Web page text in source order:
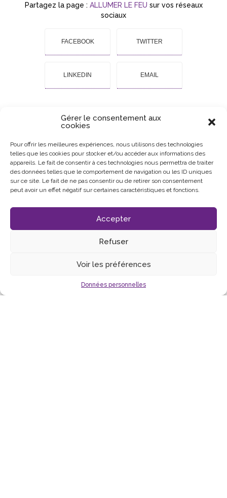
Gérer le consentement aux
cookies
Pour offrir les meilleures expériences, nous utilisons des technologies
telles que les cookies pour stocker et/ou accéder aux informations des
appareils. Le fait de consentir à ces technologies nous permettra de traiter
des données telles que le comportement de navigation ou les ID uniques
sur ce site. Le fait de ne pas consentir ou de retirer son consentement
peut avoir un effet négatif sur certaines caractéristiques et fonctions.
Accepter
Refuser
Voir les préférences
Données personnelles
Partagez la page : ALLUMER LE FEU sur vos réseaux
sociaux
FACEBOOK TWITTER
LINKEDIN EMAIL
VOUS AIMEREZ AUSSI